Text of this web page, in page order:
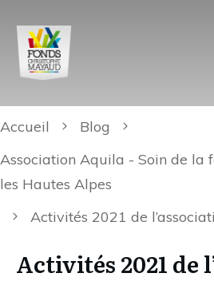
Accueil
Blog
Association Aquila - Soin de la
les Hautes Alpes
Activités 2021 de
Activités 2021 de